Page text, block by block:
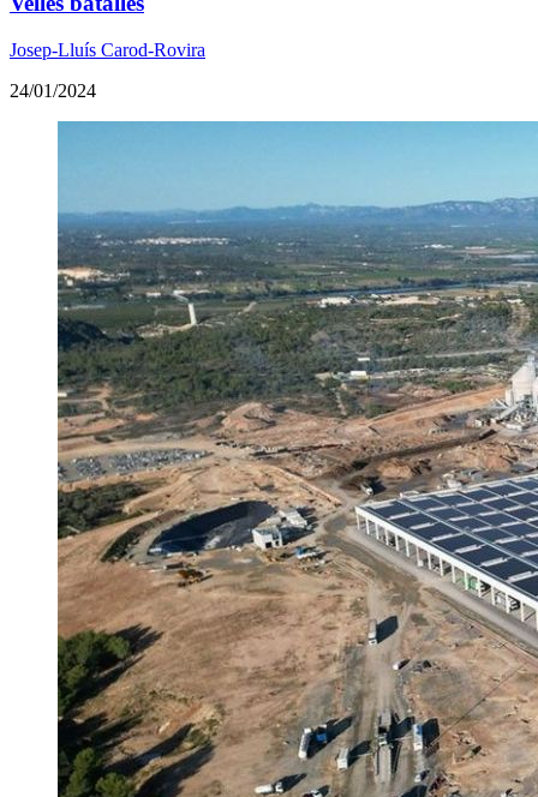
Josep-Lluís Carod-Rovira
24/01/2024